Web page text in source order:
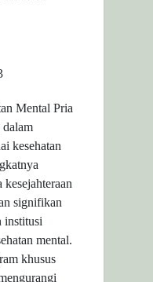
Mental Pria
kesehatan
kesejahteraan
signifikan
institusi
mental.
khusus